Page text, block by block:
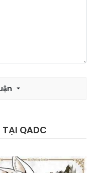
TẠI QADC